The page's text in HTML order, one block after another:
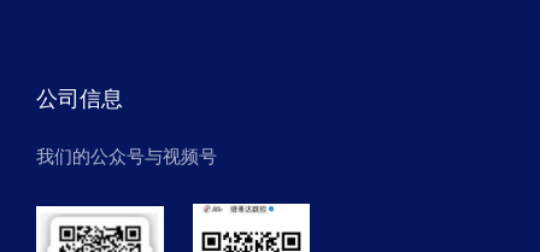
公司信息
我们的公众号与视频号